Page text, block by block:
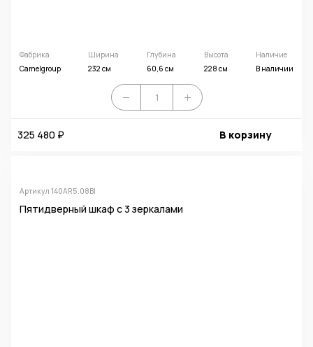
Фабрика
Camelgroup
Ширина
232 см
Глубина
60,6 см
Высота
228 см
Наличие
В наличии
325 480 ₽ В корзину
Артикул 140AR5.08BI
Пятидверный шкаф с 3 зеркалами